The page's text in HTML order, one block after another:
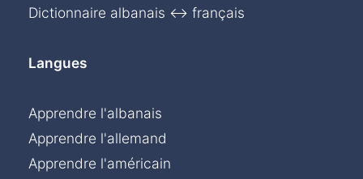
Dictionnaire albanais ↔ français
Langues
Apprendre l'albanais
Apprendre l'allemand
Apprendre l'américain